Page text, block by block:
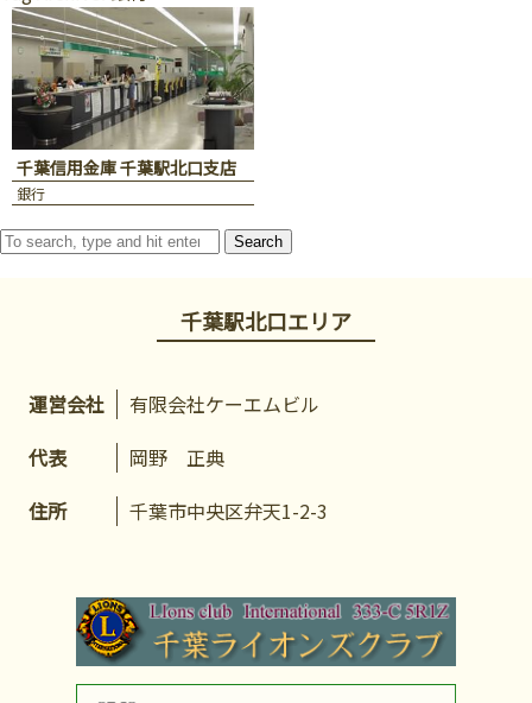
千葉信用金庫 千葉駅北口支店
銀行
Search
千葉駅北口エリア
運営会社
有限会社ケーエムビル
代表
岡野 正典
住所
千葉市中央区弁天1-2-3